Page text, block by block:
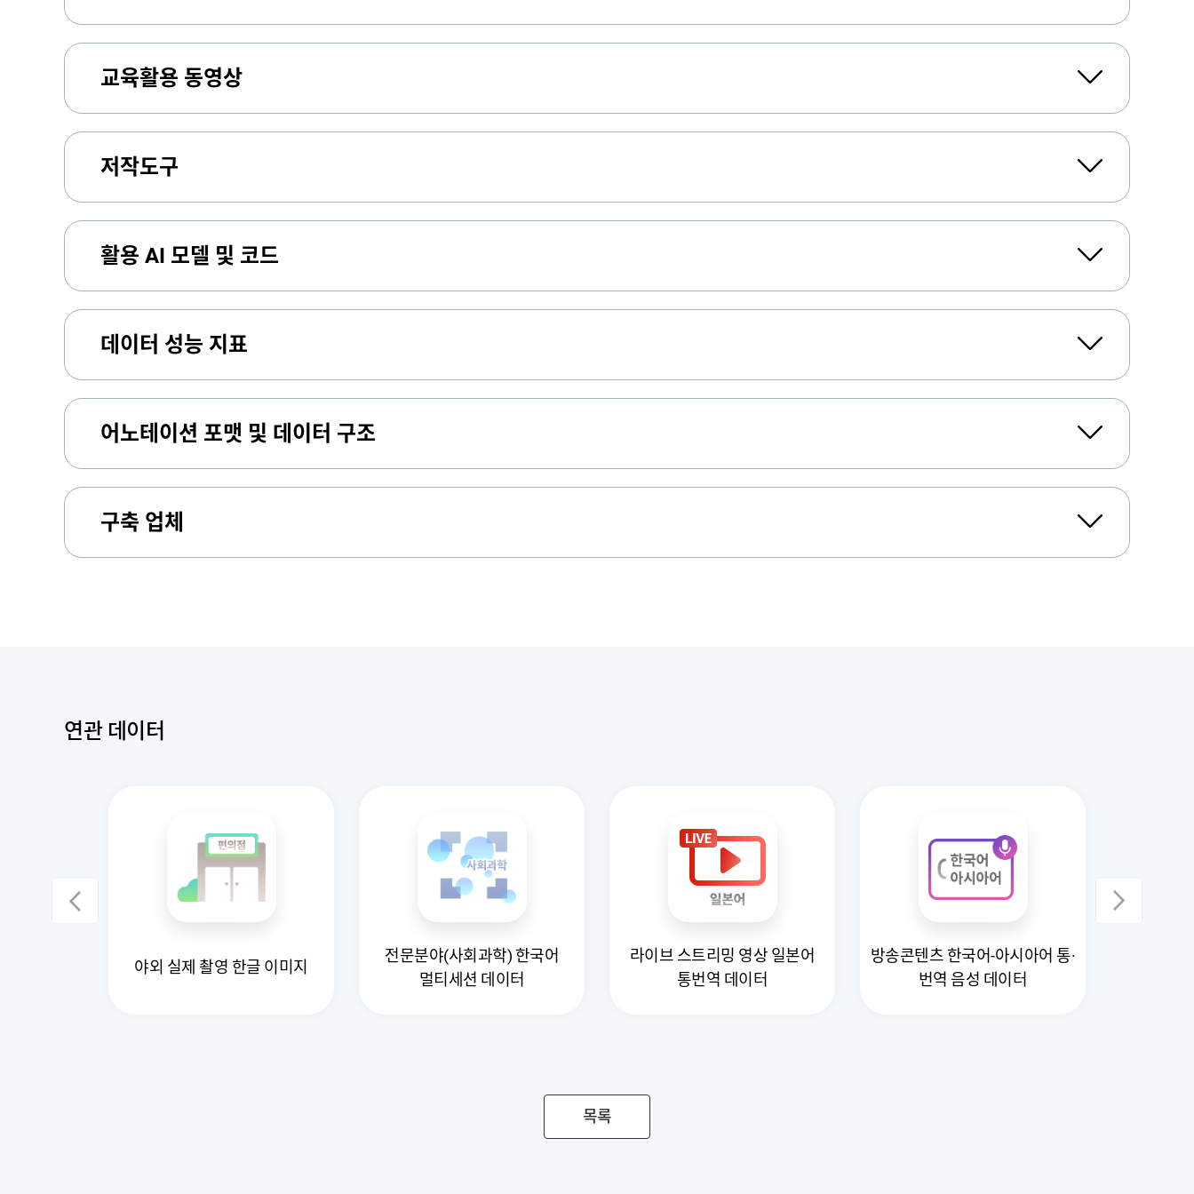
교육활용 동영상
저작도구
활용 AI 모델 및 코드
데이터 성능 지표
어노테이션 포맷 및 데이터 구조
구축 업체
연관 데이터
야외 실제 촬영 한글 이미지
전문분야(사회과학) 한국어
멀티세션 데이터
라이브 스트리밍 영상 일본어
통번역 데이터
방송콘텐츠 한국어-아시아어 통·
번역 음성 데이터
목록